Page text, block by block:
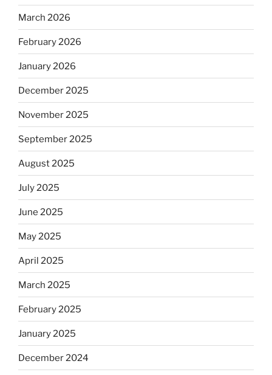
March 2026
February 2026
January 2026
December 2025
November 2025
September 2025
August 2025
July 2025
June 2025
May 2025
April 2025
March 2025
February 2025
January 2025
December 2024